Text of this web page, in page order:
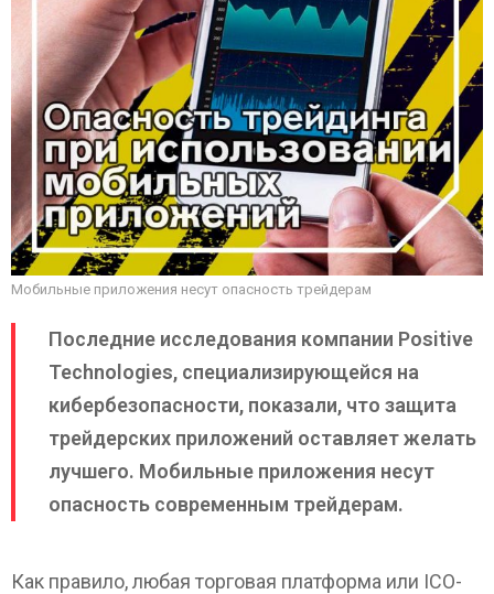
Мобильные приложения несут опасность трейдерам
Последние исследования компании Positive
Technologies, специализирующейся на
кибербезопасности, показали, что защита
трейдерских приложений оставляет желать
лучшего. Мобильные приложения несут
опасность современным трейдерам.
Как правило, любая торговая платформа или ICO-